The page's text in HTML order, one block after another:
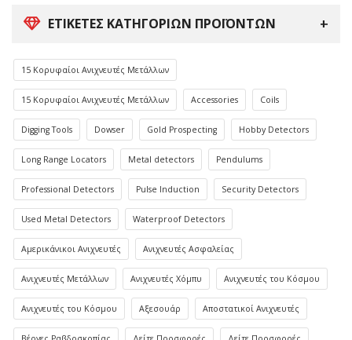
ΕΤΙΚΈΤΕΣ ΚΑΤΗΓΟΡΙΏΝ ΠΡΟΪΌΝΤΩΝ
15 Κορυφαίοι Ανιχνευτές Μετάλλων
15 Κορυφαίοι Ανιχνευτές Μετάλλων Accessories Coils
Digging Tools Dowser Gold Prospecting Hobby Detectors
Long Range Locators Metal detectors Pendulums
Professional Detectors Pulse Induction Security Detectors
Used Metal Detectors Waterproof Detectors
Αμερικάνικοι Ανιχνευτές Ανιχνευτές Ασφαλείας
Ανιχνευτές Μετάλλων Ανιχνευτές Χόμπυ Ανιχνευτές του Κόσμου
Ανιχνευτές του Κόσμου Αξεσουάρ Αποστατικοί Ανιχνευτές